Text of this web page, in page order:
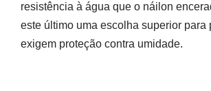
resistência à água que o náilon
este último uma escolha superior para
exigem proteção contra umidade.